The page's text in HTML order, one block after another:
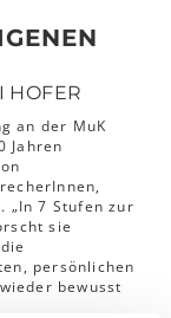
HOFER
an der MuK
Jahren
„In 7 Stufen zur
sie
persönlichen
bewusst